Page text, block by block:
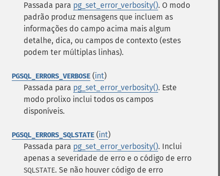
Passada para pg_set_error_verbosity(). O modo
padrão produz mensagens que incluem as
informações do campo acima mais algum
detalhe, dica, ou campos de contexto (estes
podem ter múltiplas linhas).
PGSQL_ERRORS_VERBOSE (int)
Passada para pg_set_error_verbosity(). Este
modo prolixo inclui todos os campos
disponíveis.
PGSQL_ERRORS_SQLSTATE (int)
Passada para pg_set_error_verbosity(). Inclui
apenas a severidade de erro e o código de erro
SQLSTATE. Se não houver código de erro